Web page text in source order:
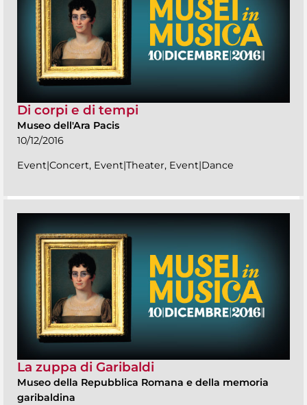
Di corpi e di tempi
Museo dell'Ara Pacis
10/12/2016
Event|Concert, Event|Theater, Event|Dance
La zuppa di Garibaldi
Museo della Repubblica Romana e della memoria
garibaldina